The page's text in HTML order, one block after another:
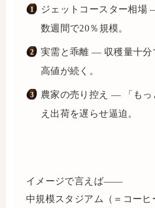
ジェットコースター相
数週間で20％規模。
実需と乖離 — 収穫量十分
高値が続く。
農家の売り控え — 「もっ
え出荷を遅らせ逼迫。
イメージで言えば――
中規模スタジアム（＝コーヒ